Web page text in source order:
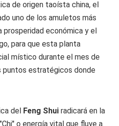
de origen taoísta china, el
uno de los amuletos más
prosperidad económica y el
para que esta planta
místico durante el mes de
puntos estratégicos donde
del Feng Shui radicará en la
o energía vital que fluye a